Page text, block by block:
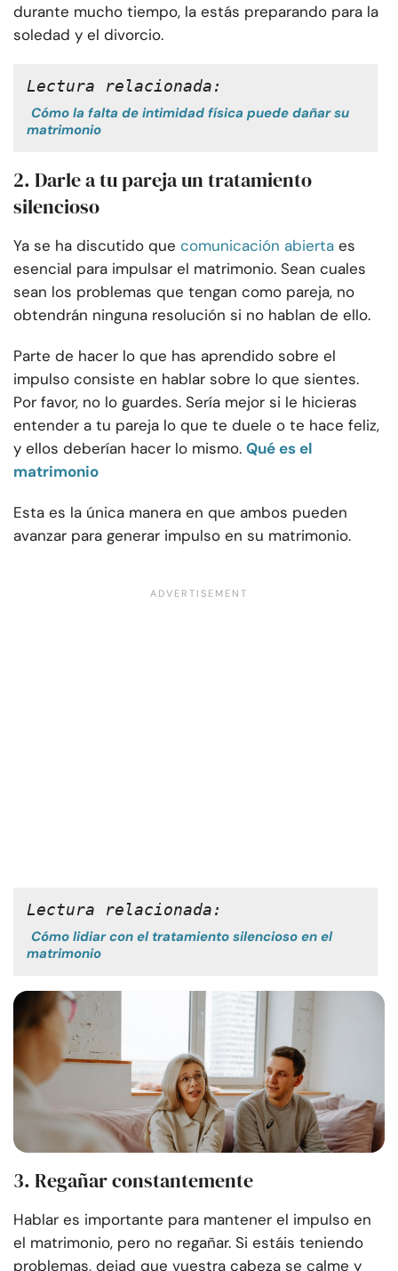
durante mucho tiempo, la estás preparando para la
soledad y el divorcio.
Lectura relacionada:
Cómo la falta de intimidad física puede dañar su
matrimonio
2. Darle a tu pareja un tratamiento
silencioso
Ya se ha discutido que comunicación abierta es
esencial para impulsar el matrimonio. Sean cuales
sean los problemas que tengan como pareja, no
obtendrán ninguna resolución si no hablan de ello.
Parte de hacer lo que has aprendido sobre el
impulso consiste en hablar sobre lo que sientes.
Por favor, no lo guardes. Sería mejor si le hicieras
entender a tu pareja lo que te duele o te hace feliz,
y ellos deberían hacer lo mismo. Qué es el
matrimonio
Esta es la única manera en que ambos pueden
avanzar para generar impulso en su matrimonio.
Lectura relacionada:
Cómo lidiar con el tratamiento silencioso en el
matrimonio
3. Regañar constantemente
Hablar es importante para mantener el impulso en
el matrimonio, pero no regañar. Si estáis teniendo
problemas, dejad que vuestra cabeza se calme y